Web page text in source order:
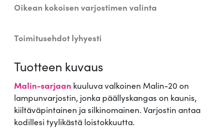
r
o
t
n
M
a
l
Oikean kokoisen varjostimen valinta
Toimitusehdot lyhyesti
Tuotteen kuvaus
Malin-sarjaan kuuluva valkoinen Malin-20 on
lampunvarjostin, jonka päällyskangas on kaunis,
kiiltäväpintainen ja silkinomainen. Varjostin antaa
kodillesi tyylikästä loistokkuutta.